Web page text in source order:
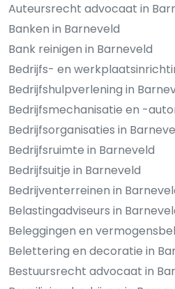
Auteursrecht advocaat in
Banken in Barneveld
Bank reinigen in Barneveld
Bedrijfs- en
Bedrijfshulpverlening in
Bedrijfsmechanisatie en -
Bedrijfsorganisaties in
Bedrijfsruimte in Barneveld
Bedrijfsuitje in Barneveld
Bedrijventerreinen in
Belastingadviseurs in
Beleggingen en
Belettering en decoratie in
Bestuursrecht advocaat in